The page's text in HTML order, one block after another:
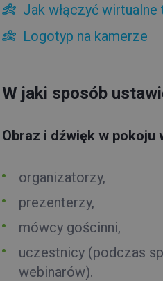
Jak włączyć wirtualne
Logotyp na kamerze
W jaki sposób
Obraz i dźwięk w pokoju
organizatorzy,
prezenterzy,
mówcy gościnni,
uczestnicy (podczas
webinarów).